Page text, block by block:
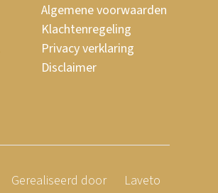
Algemene voorwaarden
Klachtenregeling
Privacy verklaring
Disclaimer
Gerealiseerd door Laveto